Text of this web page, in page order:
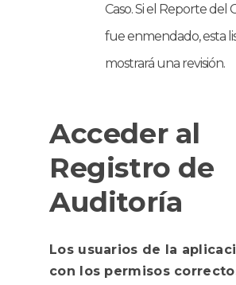
Caso. Si el Reporte del
fue enmendado, esta
mostrará una revisión.
Acceder al
Registro de
Auditoría
Los usuarios de la
con los permisos